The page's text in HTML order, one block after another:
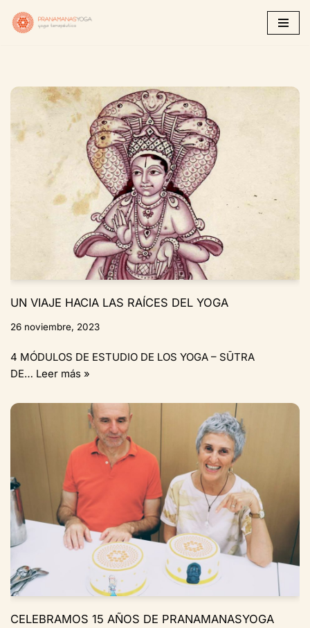
Saltar
UN VIAJE HACIA LAS RAÍCES DEL YOGA
26 noviembre, 2023
4 MÓDULOS DE ESTUDIO DE LOS YOGA – SŪTRA
DE… Leer más »
CELEBRAMOS 15 AÑOS DE PRANAMANASYOGA